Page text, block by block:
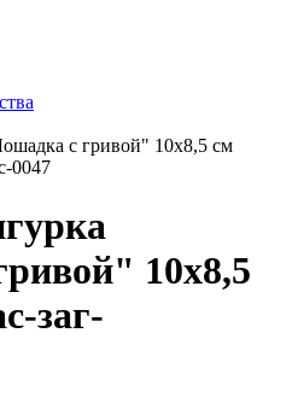
с гривой" 10х8,5 см
0047
10х8,5
заг-